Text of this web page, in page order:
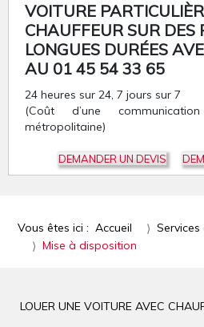
VOITURE
CHAUFFEUR SUR DES
LONGUES DURÉES
AU 01 45 54 33 65
24 heures sur 24, 7 jours sur 7
(Coût d’une
métropolitaine)
DEMANDER UN DEVIS
Vous êtes ici : Accueil
Mise à disposition
LOUER UNE VOITURE AVEC